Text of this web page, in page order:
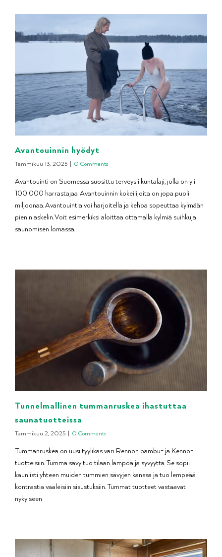
Avantouinnin hyödyt
Tammikuu 13, 2025 | 0 Comments
Avantouinti on Suomessa suosittu terveysliikuntalaji, jolla on yli
100 000 harrastajaa. Avantouinnin kokeilijoita on jopa puoli
miljoonaa. Avantouintia voi harjoitella ja kehoa sopeuttaa kylmään
pienin askelin. Voit esimerkiksi aloittaa ottamalla kylmiä suihkuja
saunomisen lomassa.
Tunnelmallinen tummanruskea ihastuttaa
saunatuotteissa
Tammikuu 2, 2025 | 0 Comments
Tummanruskea on uusi tyylikäs väri Rennon bambu- ja Kenno-
tuotteisiin. Tumma sävy tuo tilaan lämpöä ja syvyyttä. Se sopii
kauniisti yhteen muiden tummien sävyjen kanssa ja tuo lempeää
kontrastia vaaleisiin sisustuksiin. Tummat tuotteet vastaavat
nykyiseen